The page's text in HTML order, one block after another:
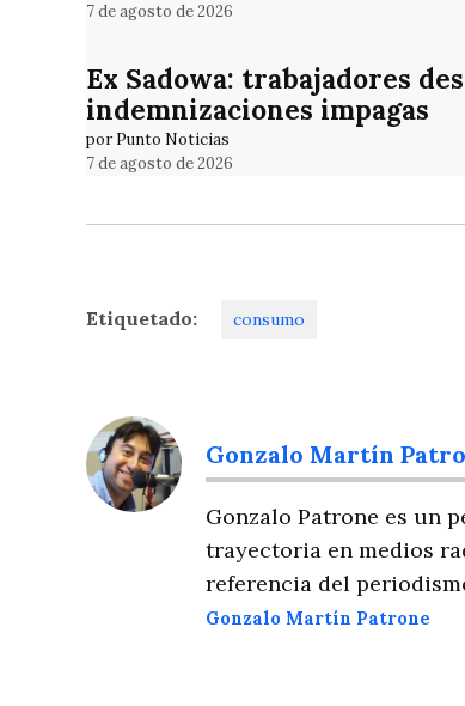
7 de agosto de 2026
Ex Sadowa: trabajadores
indemnizaciones impagas
por Punto Noticias
7 de agosto de 2026
Etiquetado: consumo
Gonzalo Martín
Gonzalo Patrone es un
trayectoria en medios
referencia del
Gonzalo Martín Patrone